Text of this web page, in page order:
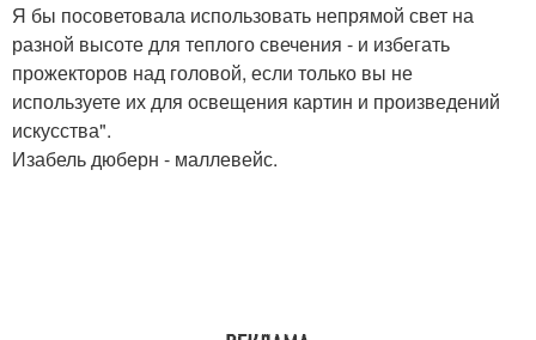
Я бы посоветовала использовать непрямой свет на
разной высоте для теплого свечения - и избегать
прожекторов над головой, если только вы не
используете их для освещения картин и произведений
искусства".
Изабель дюберн - маллевейс.